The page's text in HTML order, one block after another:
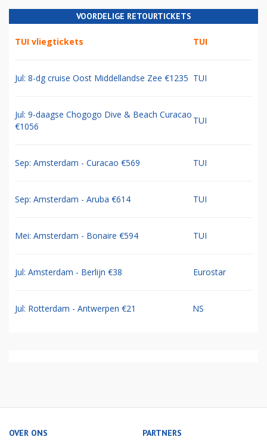
VOORDELIGE RETOURTICKETS
TUI vliegtickets TUI
Jul: 8-dg cruise Oost Middellandse Zee €1235 TUI
Jul: 9-daagse Chogogo Dive & Beach Curacao
€1056
TUI
Sep: Amsterdam - Curacao €569 TUI
Sep: Amsterdam - Aruba €614 TUI
Mei: Amsterdam - Bonaire €594 TUI
Jul: Amsterdam - Berlijn €38 Eurostar
Jul: Rotterdam - Antwerpen €21 NS
OVER ONS PARTNERS